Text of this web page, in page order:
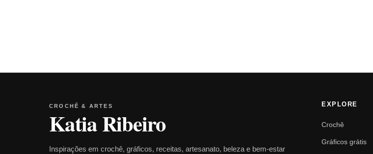
CROCHÊ & ARTES
Katia Ribeiro
Inspirações em crochê, gráficos, receitas, artesanato, beleza e bem-estar
EXPLORE
Crochê
Gráficos grátis